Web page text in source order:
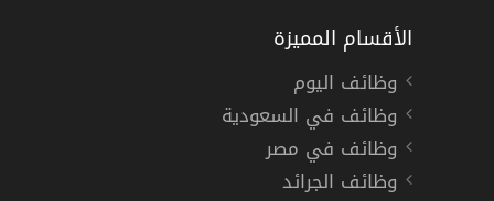
الأقسام المميزة
وظائف اليوم
وظائف في السعودية
وظائف في مصر
وظائف الجرائد